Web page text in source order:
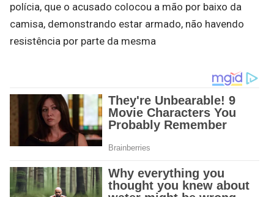
polícia, que o acusado colocou a mão por baixo da
camisa, demonstrando estar armado, não havendo
resistência por parte da mesma